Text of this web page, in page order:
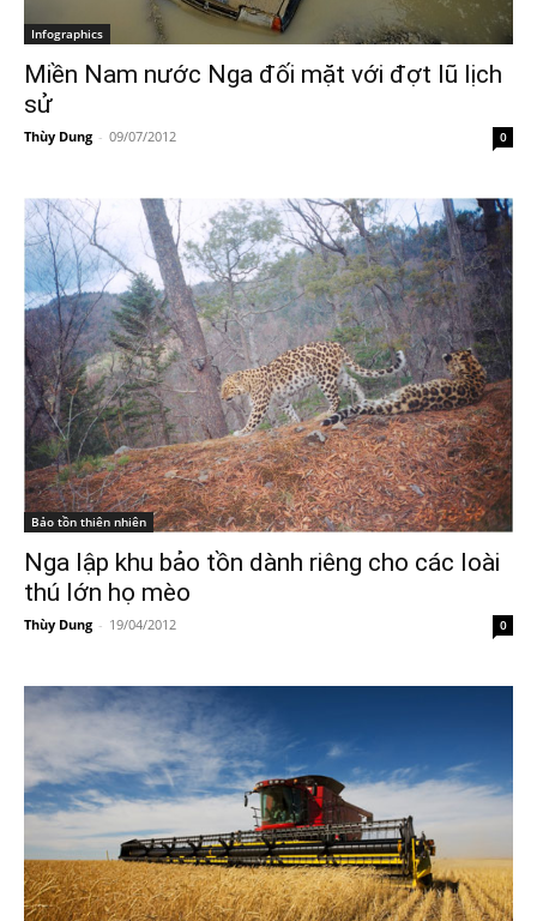
Infographics
Miền Nam nước Nga đối mặt với đợt lũ lịch
sử
Thùy Dung - 09/07/2012 0
Bảo tồn thiên nhiên
Nga lập khu bảo tồn dành riêng cho các loài
thú lớn họ mèo
Thùy Dung - 19/04/2012 0